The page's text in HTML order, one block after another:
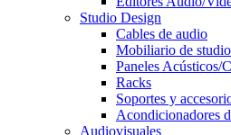
Studio Design
Cables de audio
Mobiliario de studio
Paneles Acústicos/
Racks
Soportes y
Acondicionadores
Audiovisuales